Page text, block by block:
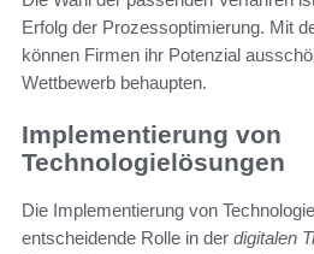
Erfolg der Prozessoptimierung. Mit
können Firmen ihr Potenzial
Wettbewerb behaupten.
Implementierung von
Technologielösungen
Die Implementierung von
entscheidende Rolle in der digitalen